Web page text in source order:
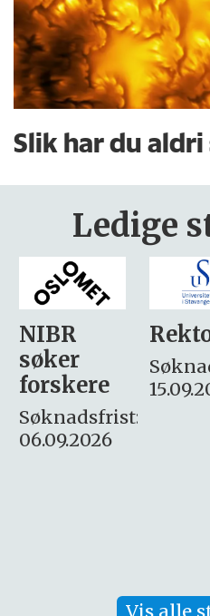
Slik har du
Ledige
Rektor
Søknadsfrist:
15.09.2026
Vis alle